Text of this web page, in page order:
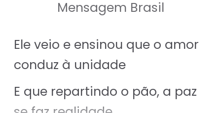
Mensagem Brasil
Ele veio e ensinou que o amor
conduz à unidade
E que repartindo o pão, a paz